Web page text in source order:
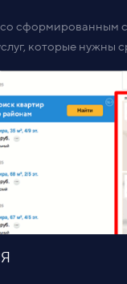
сформированным
которые нужны